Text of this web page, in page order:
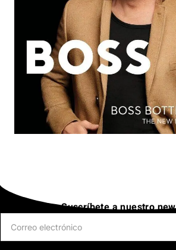
Suscríbete a nuestro